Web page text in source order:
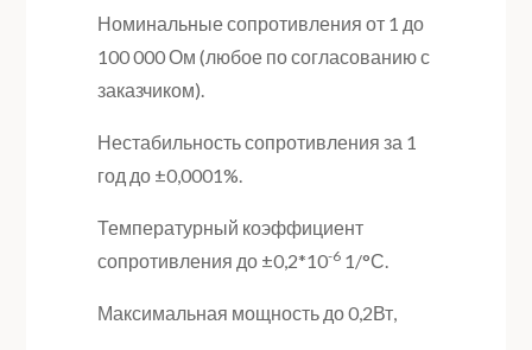
Номинальные сопротивления от 1 до
100 000 Ом (любое по согласованию с
заказчиком).
Нестабильность сопротивления за 1
год до ±0,0001%.
Температурный коэффициент
сопротивления до ±0,2*10-6 1/°С.
Максимальная мощность до 0,2Вт,